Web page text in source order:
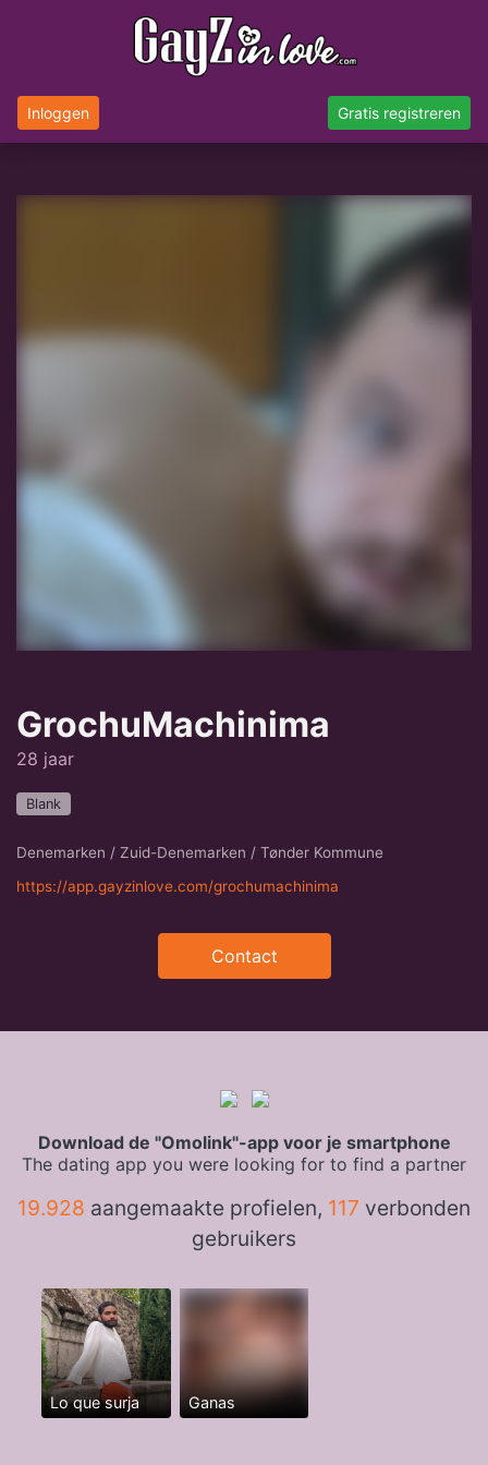
Inloggen Gratis registreren
GrochuMachinima
28 jaar
Blank
Denemarken / Zuid-Denemarken / Tønder Kommune
https://app.gayzinlove.com/grochumachinima
Contact
Download de "Omolink"-app voor je smartphone
The dating app you were looking for to find a partner
19.928 aangemaakte profielen, 117 verbonden
gebruikers
Lo que surja Ganas